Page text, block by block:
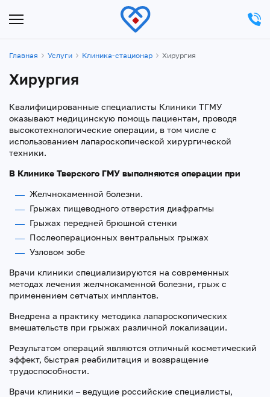
Главная Услуги Клиника-стационар Хирургия
Хирургия
Квалифицированные специалисты Клиники ТГМУ
оказывают медицинскую помощь пациентам, проводя
высокотехнологические операции, в том числе с
использованием лапароскопической хирургической
техники.
В Клинике Тверского ГМУ выполняются операции при
Желчнокаменной болезни.
Грыжах пищеводного отверстия диафрагмы
Грыжах передней брюшной стенки
Послеоперационных вентральных грыжах
Узловом зобе
Врачи клиники специализируются на современных
методах лечения желчнокаменной болезни, грыж с
применением сетчатых имплантов.
Внедрена а практику методика лапароскопических
вмешательств при грыжах различной локализации.
Результатом операций являются отличный косметический
эффект, быстрая реабилитация и возвращение
трудоспособности.
Врачи клиники – ведущие российские специалисты,